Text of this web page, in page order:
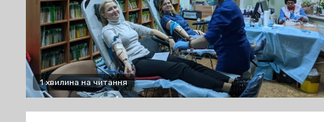
1 хвилина на читання